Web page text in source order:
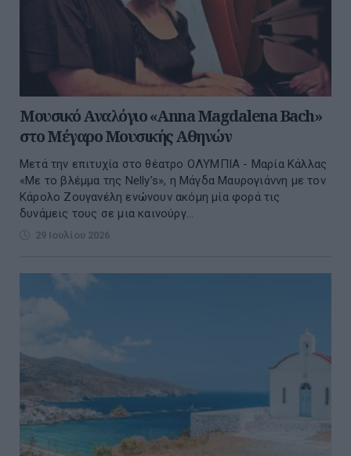
Μουσικό Αναλόγιο «Anna Magdalena Bach»
στο Μέγαρο Μουσικής Αθηνών
Μετά την επιτυχία στο θέατρο ΟΛΥΜΠΙΑ - Μαρία Κάλλας
«Με το βλέμμα της Nelly’s», η Μάγδα Μαυρογιάννη με τον
Κάρολο Ζουγανέλη ενώνουν ακόμη μία φορά τις
δυνάμεις τους σε μια καινούργ...
29 Ιουλίου 2026